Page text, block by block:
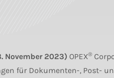
November 2023) OPEX®
für Dokumenten-, Post-